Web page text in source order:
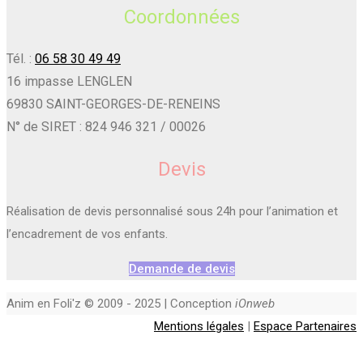
Coordonnées
Tél. : 06 58 30 49 49
16 impasse LENGLEN
69830 SAINT-GEORGES-DE-RENEINS
N° de SIRET : 824 946 321 / 00026
Devis
Réalisation de devis personnalisé sous 24h pour l’animation et
l’encadrement de vos enfants.
Demande de devis
Anim en Foli'z © 2009 - 2025 | Conception iOnweb
Mentions légales | Espace Partenaires